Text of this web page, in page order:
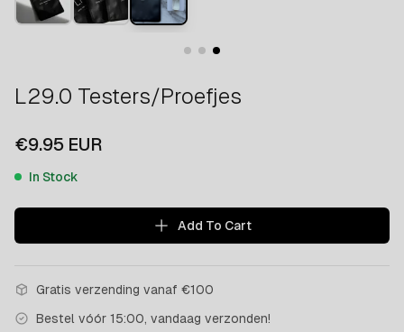
L29.0 Testers/Proefjes
€9.95 EUR
In Stock
Add To Cart
Gratis verzending vanaf €100
Bestel vóór 15:00, vandaag verzonden!